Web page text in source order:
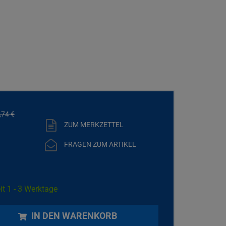
74€
ZUM MERKZETTEL
FRAGEN ZUM ARTIKEL
1 - 3 Werktage
IN DEN WARENKORB